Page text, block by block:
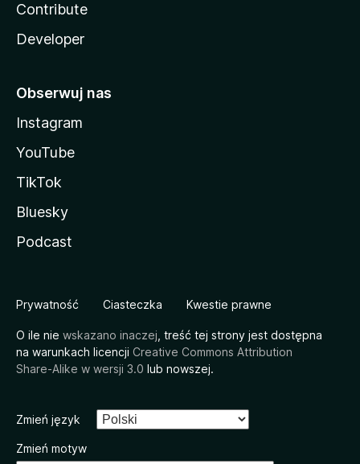
Contribute
Developer
Obserwuj nas
Instagram
YouTube
TikTok
Bluesky
Podcast
Prywatność Ciasteczka Kwestie prawne
O ile nie wskazano inaczej , treść tej strony jest dostępna
na warunkach licencji Creative Commons Attribution
Share-Alike w wersji 3.0 lub nowszej.
Zmień język
Zmień motyw